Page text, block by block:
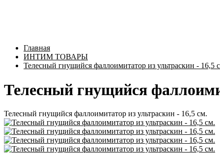
Главная
ИНТИМ ТОВАРЫ
Телесный гнущийся фаллоимитатор из ультраскин - 16,5
Телесный гнущийся
Телесный гнущийся фаллоимитатор из ультраскин - 16,5 см.